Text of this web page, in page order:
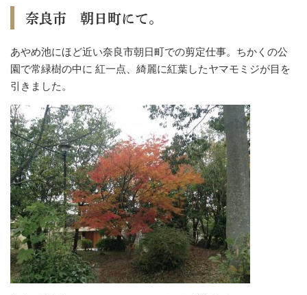
奈良市 朝日町にて。
あやめ池にほど近い奈良市朝日町での剪定仕事。ちかくの公
園で常緑樹の中に 紅一点、綺麗に紅葉したヤマモミジが目を
引きました。